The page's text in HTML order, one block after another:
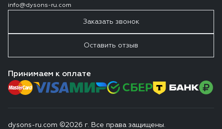
info@dysons-ru.com
Заказать звонок
Оставить отзыв
Принимаем к оплате
dysons-ru.com ©2026 г. Все права защищены.